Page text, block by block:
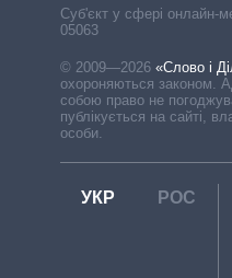
Cуб'єкт у сфері онлайн-
05063
© 2009—2026 «Слово і
охороняються законом.
собою право не
публікується на сайті,
особи.
УКР РОС